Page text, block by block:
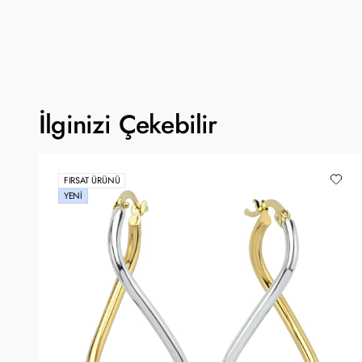
İlginizi Çekebilir
FIRSAT ÜRÜNÜ
YENI